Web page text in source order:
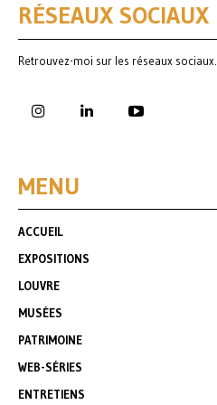
RÉSEAUX SOCIAUX
Retrouvez-moi sur les réseaux sociaux.
MENU
ACCUEIL
EXPOSITIONS
LOUVRE
MUSÉES
PATRIMOINE
WEB-SÉRIES
ENTRETIENS